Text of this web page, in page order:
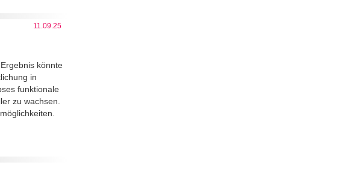
11.09.25
könnte
in
funktionale
zu wachsen.